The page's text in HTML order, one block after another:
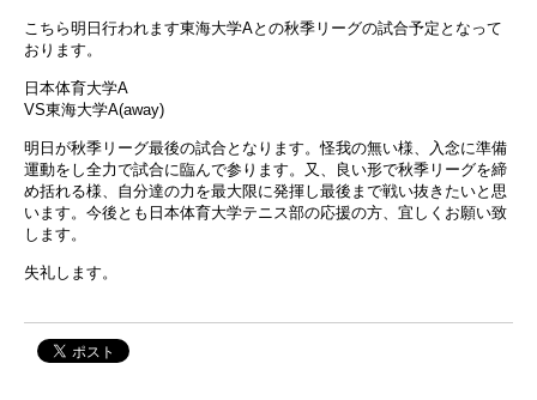
こちら明日行われます東海大学Aとの秋季リーグの試合予定となって
おります。
日本体育大学A
VS東海大学A(away)
明日が秋季リーグ最後の試合となります。怪我の無い様、入念に準備
運動をし全力で試合に臨んで参ります。又、良い形で秋季リーグを締
め括れる様、自分達の力を最大限に発揮し最後まで戦い抜きたいと思
います。今後とも日本体育大学テニス部の応援の方、宜しくお願い致
します。
失礼します。